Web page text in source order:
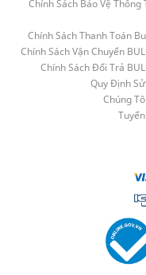
Chính Sách Bảo Vệ Thông
Chính Sách Thanh Toán
Chính Sách Vận Chuyển
Chính Sách Đổi Trả
Quy Định
Chúng